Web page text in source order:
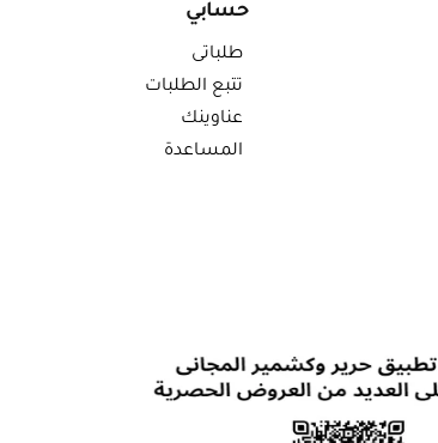
حسابي
طلباتى
تتبع الطلبات
عناوينك
المساعدة